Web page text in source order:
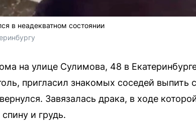
в неадекватном состоянии
на улице Сулимова, 48 в
пригласил знакомых соседей
Завязалась драка, в ходе
и грудь.